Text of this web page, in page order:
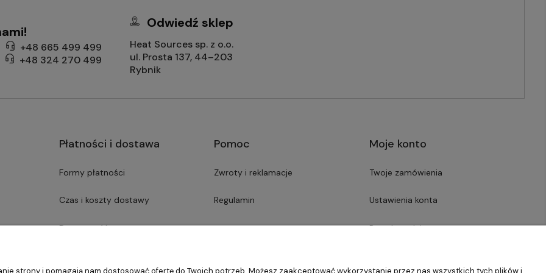
+48 665 499 499
+48 324 270 499
Odwiedź sklep
Heat Sources sp. z o.o.
ul. Prosta 137, 44–203
Rybnik
Płatności i dostawa
Formy płatności
Czas i koszty dostawy
Dostępność asortymentu
Pomoc
Zwroty i reklamacje
Regulamin
Moje konto
Twoje zamówienia
Ustawienia konta
Przechowalnia
strony i pomagają nam dostosować ofertę do Twoich potrzeb. Możesz zaakceptować wykorzystanie przez nas wszystkich tych plików i